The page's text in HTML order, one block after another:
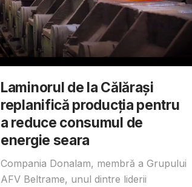
Laminorul de la Călărași
replanifică producția pentru
a reduce consumul de
energie seara
Compania Donalam, membră a Grupului
AFV Beltrame, unul dintre liderii